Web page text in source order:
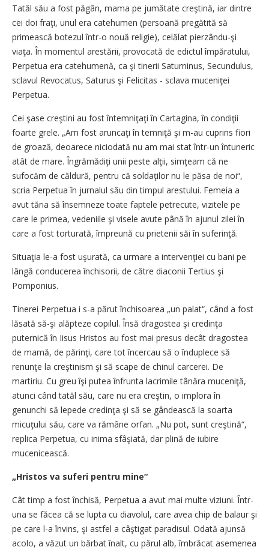
Tatăl său a fost păgân, mama pe jumătate creştină, iar dintre
cei doi fraţi, unul era catehumen (persoană pregătită să
primească botezul într-o nouă religie), celălat pierzându-şi
viaţa. În momentul arestării, provocată de edictul împăratului,
Perpetua era catehumenă, ca şi tinerii Saturninus, Secundulus,
sclavul Revocatus, Saturus şi Felicitas - sclava muceniţei
Perpetua.
Cei şase creştini au fost întemniţaţi în Cartagina, în condiţii
foarte grele. „Am fost aruncaţi în temniţă şi m-au cuprins fiori
de groază, deoarece niciodată nu am mai stat într-un întuneric
atât de mare. Îngrămădiţi unii peste alţii, simţeam că ne
sufocăm de căldură, pentru că soldaţilor nu le păsa de noi“,
scria Perpetua în jurnalul său din timpul arestului. Femeia a
avut tăria să însemneze toate faptele petrecute, vizitele pe
care le primea, vedeniile şi visele avute până în ajunul zilei în
care a fost torturată, împreună cu prietenii săi în suferinţă.
Situaţia le-a fost uşurată, ca urmare a intervenţiei cu bani pe
lângă conducerea închisorii, de către diaconii Tertius şi
Pomponius.
Tinerei Perpetua i s-a părut închisoarea „un palat“, când a fost
lăsată să-şi alăpteze copilul. Însă dragostea şi credinţa
puternică în Iisus Hristos au fost mai presus decât dragostea
de mamă, de părinţi, care tot încercau să o înduplece să
renunţe la creştinism şi să scape de chinul carcerei. De
martiriu. Cu greu îşi putea înfrunta lacrimile tânăra muceniţă,
atunci când tatăl său, care nu era creştin, o implora în
genunchi să lepede credinţa şi să se gândească la soarta
micuţului său, care va rămâne orfan. „Nu pot, sunt creştină“,
replica Perpetua, cu inima sfâşiată, dar plină de iubire
mucenicească.
„Hristos va suferi pentru mine“
Cât timp a fost închisă, Perpetua a avut mai multe viziuni. Într-
una se făcea că se lupta cu diavolul, care avea chip de balaur şi
pe care l-a învins, şi astfel a câştigat paradisul. Odată ajunsă
acolo, a văzut un bărbat înalt, cu părul alb, îmbrăcat asemenea